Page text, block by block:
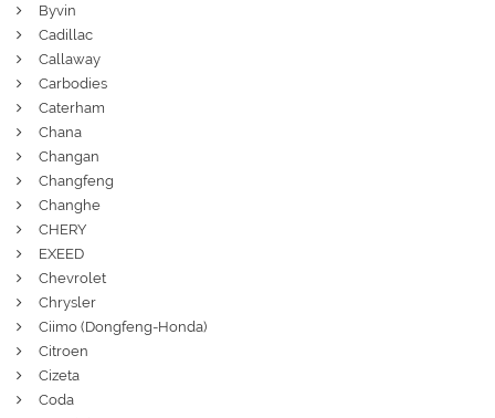
Byvin
Cadillac
Callaway
Carbodies
Caterham
Chana
Changan
Changfeng
Changhe
CHERY
EXEED
Chevrolet
Chrysler
Ciimo (Dongfeng-Honda)
Citroen
Cizeta
Coda